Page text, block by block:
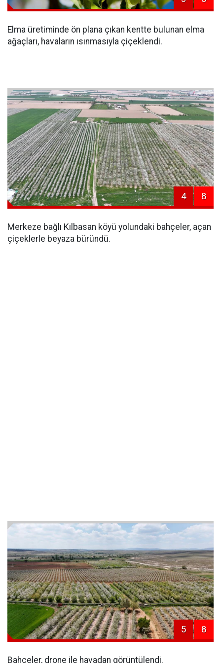
Elma üretiminde ön plana çıkan kentte bulunan elma
ağaçları, havaların ısınmasıyla çiçeklendi.
4 8
Merkeze bağlı Kılbasan köyü yolundaki bahçeler, açan
çiçeklerle beyaza büründü.
5 8
Bahçeler, drone ile havadan görüntülendi.